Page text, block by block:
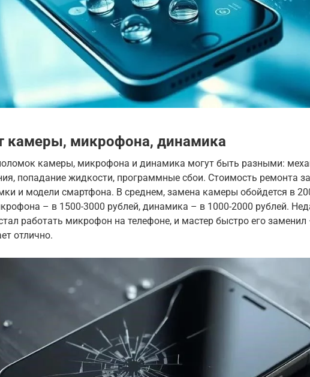
камеры, микрофона, динамика
камеры, микрофона и динамика могут быть разными:
попадание жидкости, программные сбои. Стоимость ремонта
и модели смартфона. В среднем, замена камеры обойдется в
– в 1500-3000 рублей, динамика – в 1000-2000 рублей.
работать микрофон на телефоне, и мастер быстро его заменил
отлично.